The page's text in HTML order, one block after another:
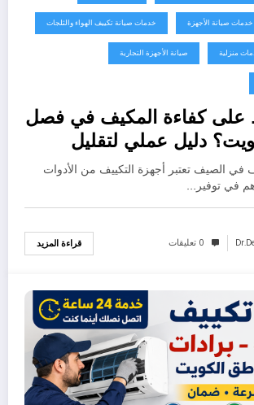
خدمات صيانة الأجهزة خدمات صيانة تكييف الهواء والثلجات
منزلية صيانة الأجهزة التجارية
على كفاءة المكيف في فصل
دليل عملي لتقليل
الكهرباء
في الصيف تعتبر أجهزة التكييف من الأدوات
في توفير…
0 تعليقات قراءة المزيد